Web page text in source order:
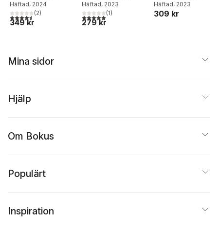
Häftad, 2024
4,5utav 5 stjärnor. Totalt antal röster:
(2)
349 kr
Häftad, 2023
5,0utav 5 stjärnor. Totalt antal röster:
(1)
279 kr
Häftad, 2023
309 kr
Mina sidor
Hjälp
Om Bokus
Populärt
Inspiration